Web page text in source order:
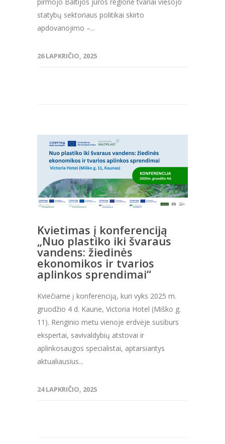
statybų sektoriaus politikai skirto
apdovanojimo –...
26 LAPKRIČIO, 2025
Kvietimas į konferenciją
„Nuo plastiko iki švaraus
vandens: žiedinės
ekonomikos ir tvarios
aplinkos sprendimai“
Kviečiame į konferenciją, kuri vyks 2025 m.
gruodžio 4 d. Kaune, Victoria Hotel (Miško g.
11). Renginio metu vienoje erdvėje susiburs
ekspertai, savivaldybių atstovai ir
aplinkosaugos specialistai, aptarsiantys
aktualiausius...
24 LAPKRIČIO, 2025